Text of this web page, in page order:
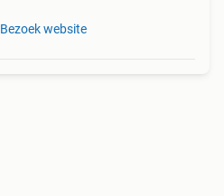
Bezoek website